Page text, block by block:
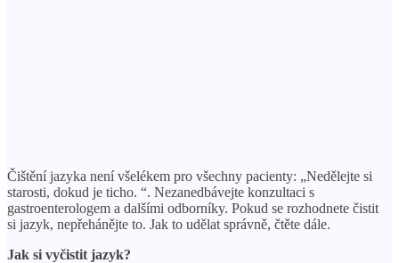
Čištění jazyka není všelékem pro všechny pacienty: „Nedělejte si
starosti, dokud je ticho. “. Nezanedbávejte konzultaci s
gastroenterologem a dalšími odborníky. Pokud se rozhodnete čistit
si jazyk, nepřehánějte to. Jak to udělat správně, čtěte dále.
Jak si vyčistit jazyk?